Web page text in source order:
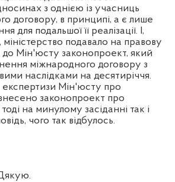
з однією із учасниць
договору, в принципі, а є лише
для подальшої її реалізації. І,
міністерство подавало на правову
Мін'юсту законопроект, який
міжнародного договору з
наслідками на десятиріччя.
експертизи Мін'юсту про
законопроект про
на минулому засіданні так і
чого так відбулось.